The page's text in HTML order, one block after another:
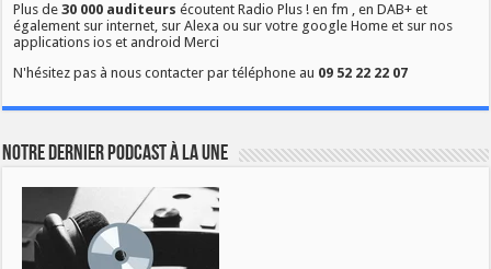
Plus de30 000 auditeurs écoutent Radio Plus ! en fm , en DAB+ et
également sur internet, sur Alexa ou sur votre google Home et sur nos
applications ios et android Merci
N'hésitez pas à nous contacter par téléphone au 09 52 22 22 07
Notre dernier podcast à la une